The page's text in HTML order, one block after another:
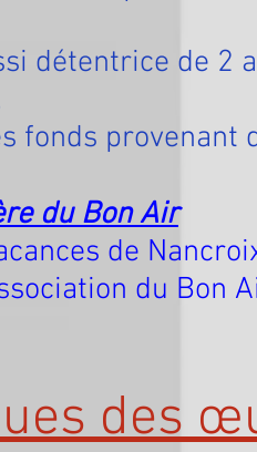
détentrice de 2
fonds provenant
du Bon Air
de
du Bon
des